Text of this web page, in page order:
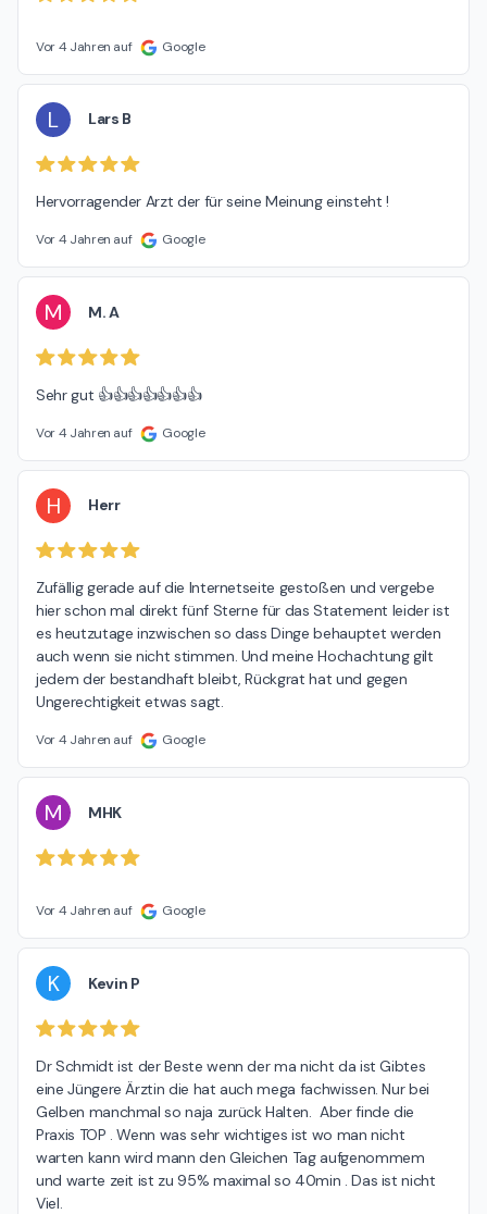
Vor 4 Jahren auf Google
L Lars B
Hervorragender Arzt der für seine Meinung einsteht !
Vor 4 Jahren auf Google
M M. A
Sehr gut 👍👍👍👍👍👍👍
Vor 4 Jahren auf Google
H Herr
Zufällig gerade auf die Internetseite gestoßen und vergebe
hier schon mal direkt fünf Sterne für das Statement leider ist
es heutzutage inzwischen so dass Dinge behauptet werden
auch wenn sie nicht stimmen. Und meine Hochachtung gilt
jedem der bestandhaft bleibt, Rückgrat hat und gegen
Ungerechtigkeit etwas sagt.
Vor 4 Jahren auf Google
M MHK
Vor 4 Jahren auf Google
K Kevin P
Dr Schmidt ist der Beste wenn der ma nicht da ist Gibtes
eine Jüngere Ärztin die hat auch mega fachwissen. Nur bei
Gelben manchmal so naja zurück Halten.  Aber finde die
Praxis TOP . Wenn was sehr wichtiges ist wo man nicht
warten kann wird mann den Gleichen Tag aufgenommem
und warte zeit ist zu 95% maximal so 40min . Das ist nicht
Viel.